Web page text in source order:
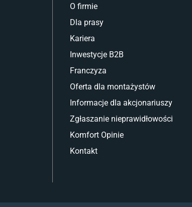
O firmie
Dla prasy
Kariera
Inwestycje B2B
Franczyza
Oferta dla montażystów
Informacje dla akcjonariuszy
Zgłaszanie nieprawidłowości
Komfort Opinie
Kontakt